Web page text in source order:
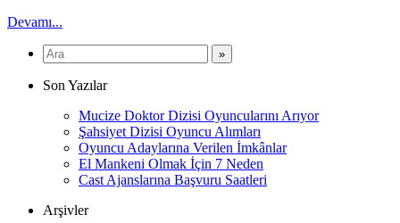
Devamı...
Son Yazılar
Mucize Doktor Dizisi Oyuncularını Arıyor
Şahsiyet Dizisi Oyuncu Alımları
Oyuncu Adaylarına Verilen İmkânlar
El Mankeni Olmak İçin 7 Neden
Cast Ajanslarına Başvuru Saatleri
Arşivler